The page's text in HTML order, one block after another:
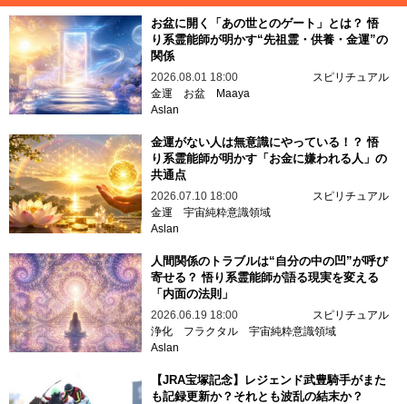
お盆に開く「あの世とのゲート」とは？ 悟
り系霊能師が明かす“先祖霊・供養・金運”の
関係
2026.08.01 18:00
スピリチュアル
金運
お盆
Maaya
Aslan
金運がない人は無意識にやっている！？ 悟
り系霊能師が明かす「お金に嫌われる人」の
共通点
2026.07.10 18:00
スピリチュアル
金運 宇宙純粋意識領域
Aslan
人間関係のトラブルは“自分の中の凹”が呼び
寄せる？ 悟り系霊能師が語る現実を変える
「内面の法則」
2026.06.19 18:00
スピリチュアル
浄化
フラクタル 宇宙純粋意識領域
Aslan
【JRA宝塚記念】レジェンド武豊騎手がまた
も記録更新か？それとも波乱の結末か？